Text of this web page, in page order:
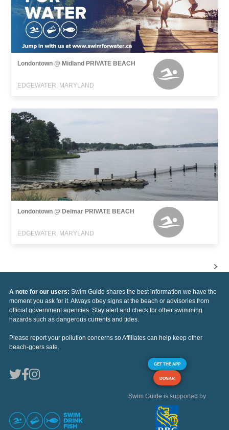
Londontown @ Midland PRIVATE BEACH
EDGEWATER, MARYLAND
Londontown @ Delmar PRIVATE BEACH
EDGEWATER, MARYLAND
A note for our users: Swim Guide shares the best information we have the
moment you ask for it. Always obey signs at the beach or advisories from
official government agencies. Stay alert and check for other swimming
hazards such as dangerous currents and tides.
Please report your pollution concerns so Affiliates can help keep other
beach-goers safe.
GET THE APP
DONAR
Swim Guide is supported by